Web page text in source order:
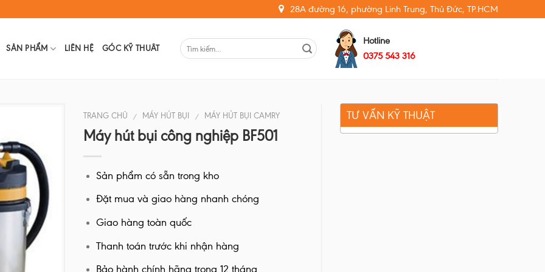
28A đường 16, phường Linh Trung, Thủ Đức, TP.HCM
SẢN PHẨM LIÊN HỆ GÓC KỸ THUÂT
Hotline
0375 543 316
TRANG CHỦ / MÁY HÚT BỤI / MÁY HÚT BỤI CAMRY
Máy hút bụi công nghiệp BF501
Sản phẩm có sẵn trong kho
Đặt mua và giao hàng nhanh chóng
Giao hàng toàn quốc
Thanh toán trước khi nhận hàng
Bảo hành chính hãng trong 12 tháng
TƯ VẤN KỸ THUẬT